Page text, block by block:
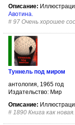
Описание:
Авотина.
# 97 Очень хорошее
Туннель под миром
антология, 1965 год
Издательство: Мир
Описание:
# 1890 Книга как